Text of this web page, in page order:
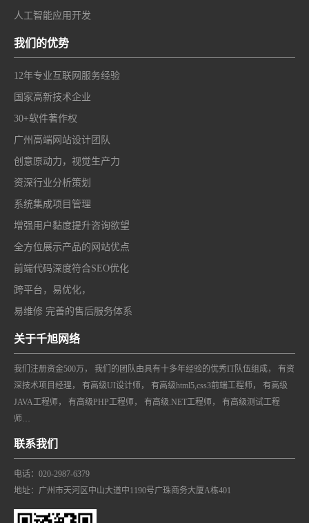
人工智能应用开发
我们的优势
12年专业互联网服务经验
国家高新技术企业
30+软件著作权
广州高端网站设计团队
创意原动力，视觉生产力
资深行业分析策划
系统集成项目管理
增强用户黏度提升咨询欲望
全方位展示产品的网站优点
前端代码深度符合SEO优化
跨平台，易优化，
易维修 完善的售后服务体系
关于千旭网络
我们注册资金500万， 我们的团队由具有十多年经验的优秀IT队伍组成， 有资
深技术项目经理， 有高级UI设计师， 有高级html5,css3前端工程师， 有高级
JAVA工程师， 有高级PHP工程师， 有高级.NET工程师， 有高级测试工程
师…
联系我们
电话：020-2987-6379
地址：广州市天河区中山大道中1190号广珠商务大厦A栋401